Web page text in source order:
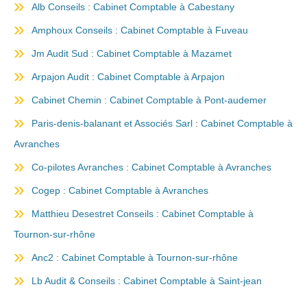
Alb Conseils : Cabinet Comptable à Cabestany
Amphoux Conseils : Cabinet Comptable à Fuveau
Jm Audit Sud : Cabinet Comptable à Mazamet
Arpajon Audit : Cabinet Comptable à Arpajon
Cabinet Chemin : Cabinet Comptable à Pont-audemer
Paris-denis-balanant et Associés Sarl : Cabinet Comptable à
Avranches
Co-pilotes Avranches : Cabinet Comptable à Avranches
Cogep : Cabinet Comptable à Avranches
Matthieu Desestret Conseils : Cabinet Comptable à
Tournon-sur-rhône
Anc2 : Cabinet Comptable à Tournon-sur-rhône
Lb Audit & Conseils : Cabinet Comptable à Saint-jean